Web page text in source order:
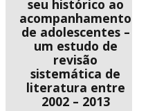
seu histórico ao
acompanhamento
de adolescentes –
um estudo de
revisão
sistemática de
literatura entre
2002 – 2013